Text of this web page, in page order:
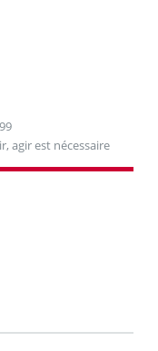
agir est nécessaire